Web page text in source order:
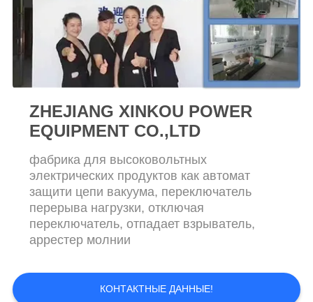
ZHEJIANG XINKOU POWER
EQUIPMENT CO.,LTD
фабрика для высоковольтных
электрических продуктов как автомат
защити цепи вакуума, переключатель
перерыва нагрузки, отключая
переключатель, отпадает взрыватель,
аррестер молнии
КОНТАКТНЫЕ ДАННЫЕ!